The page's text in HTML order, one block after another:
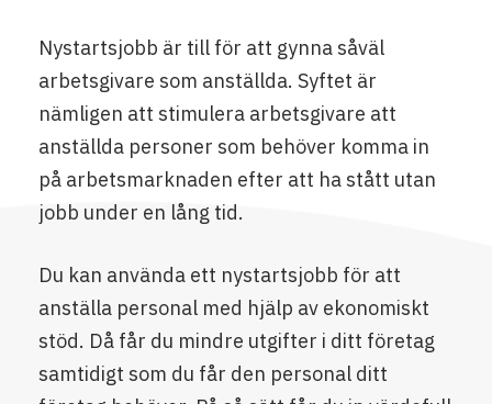
Nystartsjobb är till för att gynna såväl
arbetsgivare som anställda. Syftet är
nämligen att stimulera arbetsgivare att
anställda personer som behöver komma in
på arbetsmarknaden efter att ha stått utan
jobb under en lång tid.
Du kan använda ett nystartsjobb för att
anställa personal med hjälp av ekonomiskt
stöd. Då får du mindre utgifter i ditt företag
samtidigt som du får den personal ditt